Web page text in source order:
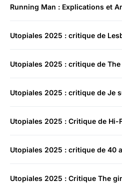
Running Man : Explications et
Utopiales 2025 : critique de
Utopiales 2025 : critique de The
Utopiales 2025 : critique de Je
Utopiales 2025 : Critique de Hi-
Utopiales 2025 : critique de 40
Utopiales 2025 : Critique The